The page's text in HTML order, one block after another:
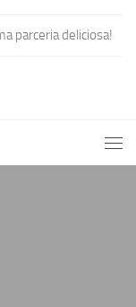
parceria deliciosa!